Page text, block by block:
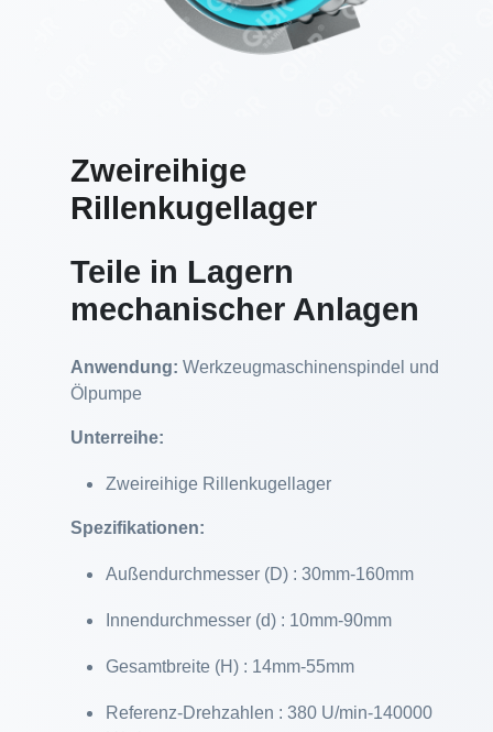
Zweireihige
Rillenkugellager
Teile in Lagern
mechanischer Anlagen
Anwendung: Werkzeugmaschinenspindel und
Ölpumpe
Unterreihe:
Zweireihige Rillenkugellager
Spezifikationen:
Außendurchmesser (D) : 30mm-160mm
Innendurchmesser (d) : 10mm-90mm
Gesamtbreite (H) : 14mm-55mm
Referenz-Drehzahlen : 380 U/min-140000